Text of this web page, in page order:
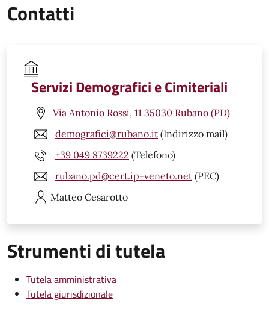
Contatti
Servizi Demografici e Cimiteriali
Via Antonio Rossi, 11 35030 Rubano (PD)
demografici@rubano.it (Indirizzo mail)
+39 049 8739222 (Telefono)
rubano.pd@cert.ip-veneto.net (PEC)
Matteo Cesarotto
Strumenti di tutela
Tutela amministrativa
Tutela giurisdizionale